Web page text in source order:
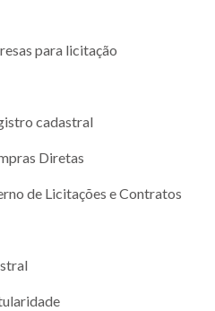
para licitação
cadastral
Diretas
de Licitações e Contratos